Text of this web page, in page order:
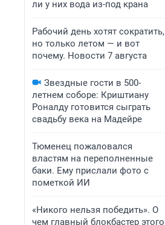
ли у них вода из-под крана
Рабочий день хотят сократить,
но только летом — и вот
почему. Новости 7 августа
Звездные гости в 500-
летнем соборе: Криштиану
Роналду готовится сыграть
свадьбу века на Мадейре
Тюменец пожаловался
властям на переполненные
баки. Ему прислали фото с
пометкой ИИ
«Никого нельзя победить». О
чем главный блокбастер этого